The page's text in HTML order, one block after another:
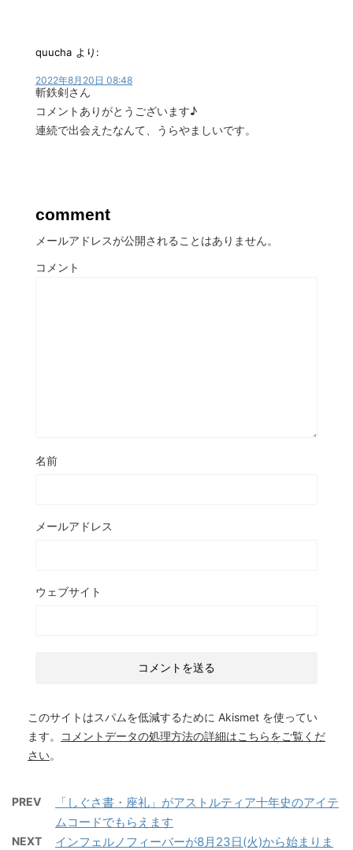
quucha より:
2022年8月20日 08:48
斬鉄剣さん
コメントありがとうございます♪
連続で出会えたなんて、うらやましいです。
comment
メールアドレスが公開されることはありません。
コメント
名前
メールアドレス
ウェブサイト
このサイトはスパムを低減するために Akismet を使ってい
ます。
コメントデータの処理方法の詳細はこちらをご覧くだ
さい。
PREV
「しぐさ書・座礼」がアストルティア十年史のアイテ
ムコードでもらえます
NEXT
インフェルノフィーバーが8月23日(火)から始まりま